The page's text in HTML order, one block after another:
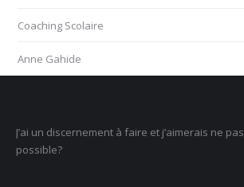
Coaching Scolaire
Anne Gahide
à faire et j’aimerais ne pas me tromper. Est-ce